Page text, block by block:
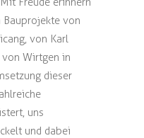
Bauprojekte von
von Karl
von Wirtgen in
dieser
uns
und dabei